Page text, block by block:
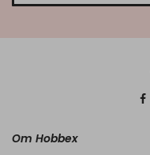
g
Om Hobbex